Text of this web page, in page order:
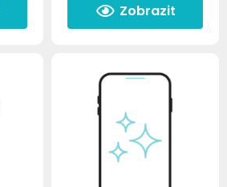
Zobrazit